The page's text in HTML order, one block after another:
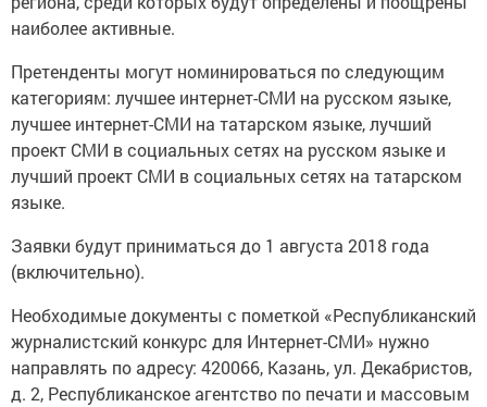
наиболее активные.
Претенденты могут номинироваться по следующим
категориям: лучшее интернет-СМИ на русском языке,
лучшее интернет-СМИ на татарском языке, лучший
проект СМИ в социальных сетях на русском языке и
лучший проект СМИ в социальных сетях на татарском
языке.
Заявки будут приниматься до 1 августа 2018 года
(включительно).
Необходимые документы с пометкой «Республиканский
журналистский конкурс для Интернет-СМИ» нужно
направлять по адресу: 420066, Казань, ул. Декабристов,
д. 2, Республиканское агентство по печати и массовым